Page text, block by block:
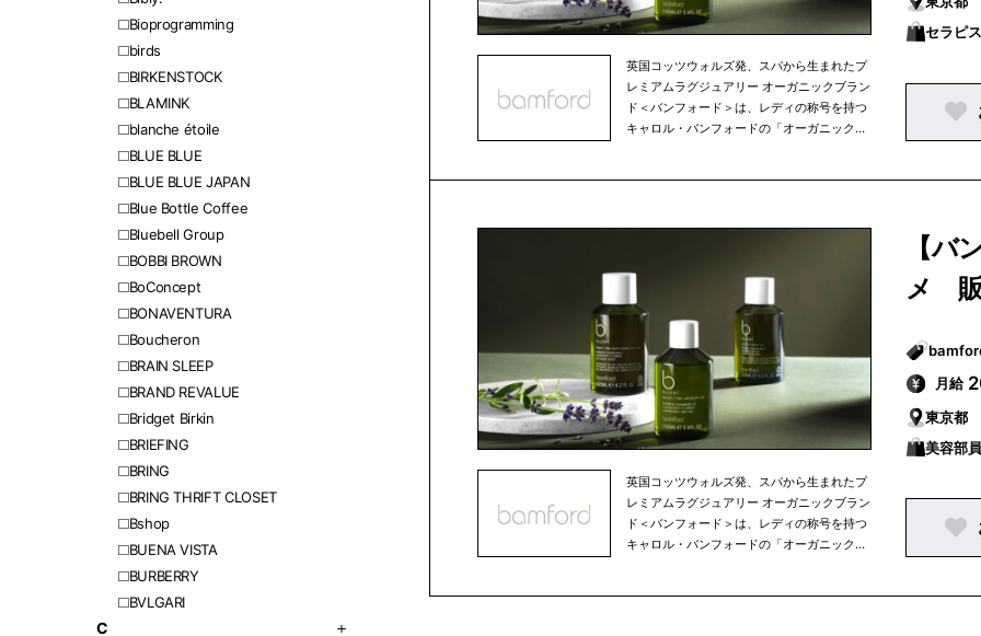
Bioprogramming
birds
BIRKENSTOCK
BLAMINK
blanche étoile
BLUE BLUE
BLUE BLUE JAPAN
Blue Bottle Coffee
Bluebell Group
BOBBI BROWN
BoConcept
BONAVENTURA
Boucheron
BRAIN SLEEP
BRAND REVALUE
Bridget Birkin
BRIEFING
BRING
BRING THRIFT CLOSET
Bshop
BUENA VISTA
BURBERRY
BVLGARI
C
英国コッツウォルズ発、スパから生まれたプ
レミアムラグジュアリー オーガニックブラン
ド＜バンフォード＞は、レディの称号を持つ
キャロル・バンフォードの「オーガニックで
スキンケアアイテムは、ケア効果が高く、五
セラピ
英国コッツウォルズ発、スパから生まれたプ
レミアムラグジュアリー オーガニックブラン
ド＜バンフォード＞は、レディの称号を持つ
キャロル・バンフォードの「オーガニックで
【バ
メ 販
月給
東京都
美容部